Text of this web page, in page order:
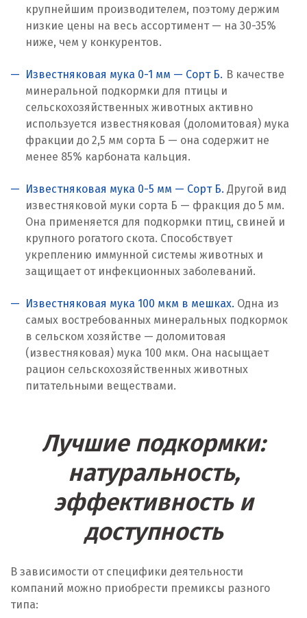
Когалым
Коелга
Коломна
Королёв
Кострома
Краснодар
Краснотурьинск
Красноуфимск
Крым
Кузино
Курск
Лангепас
Липецк
Люберцы
крупнейшим производителем, поэтому держим
низкие цены на весь ассортимент — на 30-35%
ниже, чем у конкурентов.
Известняковая мука 0-1 мм — Сорт Б. В качестве
минеральной подкормки для птицы и
сельскохозяйственных животных активно
используется известняковая (доломитовая) мука
фракции до 2,5 мм сорта Б — она содержит не
менее 85% карбоната кальция.
Известняковая мука 0-5 мм — Сорт Б. Другой вид
известняковой муки сорта Б — фракция до 5 мм.
Она применяется для подкормки птиц, свиней и
крупного рогатого скота. Способствует
укреплению иммунной системы животных и
защищает от инфекционных заболеваний.
Известняковая мука 100 мкм в мешках. Одна из
самых востребованных минеральных подкормок
в сельском хозяйстве — доломитовая
(известняковая) мука 100 мкм. Она насыщает
рацион сельскохозяйственных животных
питательными веществами.
Лучшие подкормки:
натуральность,
эффективность и
доступность
В зависимости от специфики деятельности
компаний можно приобрести премиксы разного
типа: